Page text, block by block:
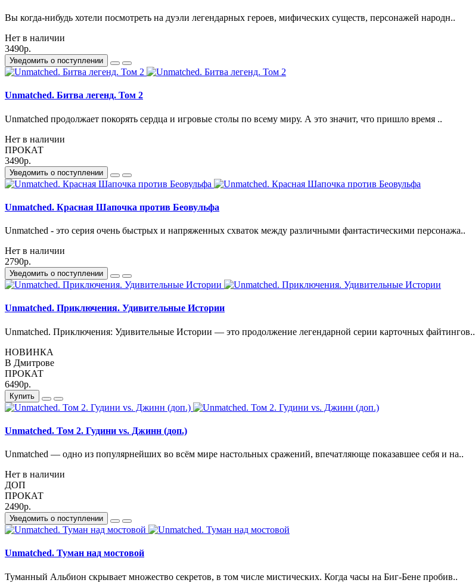
Вы когда-нибудь хотели посмотреть на дуэли легендарных героев, мифических существ, персонажей народн..
Нет в наличии
3490р.
Уведомить о поступлении
Unmatched. Битва легенд. Том 2
Unmatched продолжает покорять сердца и игровые столы по всему миру. А это значит, что пришло время ..
Нет в наличии
ПРОКАТ
3490р.
Уведомить о поступлении
Unmatched. Красная Шапочка против Беовульфа
Unmatched - это серия очень быстрых и напряженных схваток между различными фантастическими персонажа..
Нет в наличии
2790р.
Уведомить о поступлении
Unmatched. Приключения. Удивительные Истории
Unmatched. Приключения: Удивительные Истории — это продолжение легендарной серии карточных файтингов..
НОВИНКА
В Дмитрове
ПРОКАТ
6490р.
Купить
Unmatched. Том 2. Гудини vs. Джинн (доп.)
Unmatched — одно из популярнейших во всём мире настольных сражений, впечатляюще показавшее себя и на..
Нет в наличии
ДОП
ПРОКАТ
2490р.
Уведомить о поступлении
Unmatched. Туман над мостовой
Туманный Альбион скрывает множество секретов, в том числе мистических. Когда часы на Биг-Бене пробив..